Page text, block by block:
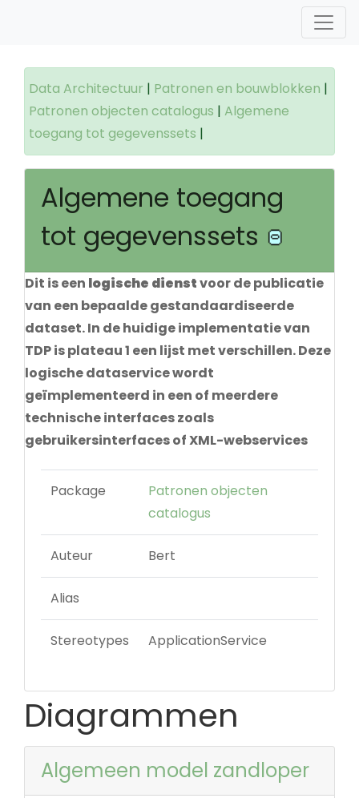
Data Architectuur | Patronen en bouwblokken |
Patronen objecten catalogus | Algemene
toegang tot gegevenssets |
Algemene toegang
tot gegevenssets
Dit is een logische dienstvoor de publicatie
van een bepaalde gestandaardiseerde
dataset. In de huidige implementatie van
TDP is plateau 1 een lijst met verschillen. Deze
logische dataservice wordt
geïmplementeerd in een of meerdere
technische interfaces zoals
gebruikersinterfaces of XML-webservices
Package
Patronen objecten
catalogus
Auteur Bert
Alias
Stereotypes ApplicationService
Diagrammen
Algemeen model zandloper